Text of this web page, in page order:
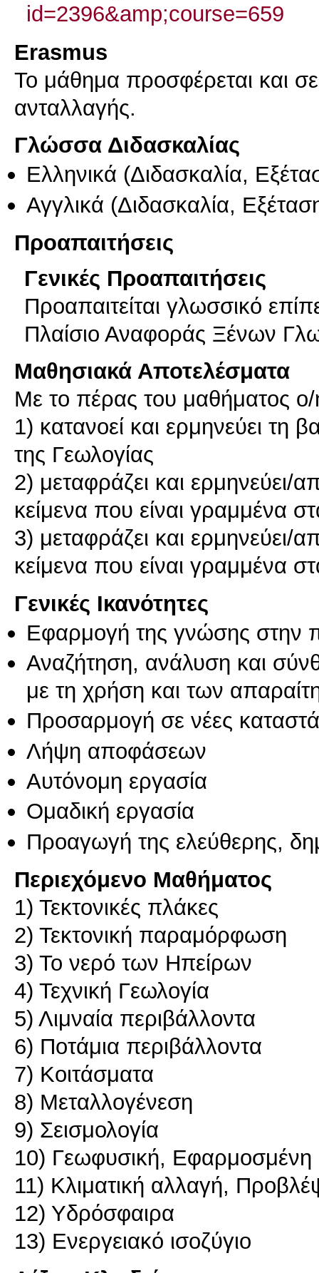
id=2396&amp;course=659
Erasmus
Το μάθημα προσφέρεται και
ανταλλαγής.
Γλώσσα Διδασκαλίας
Ελληνικά (Διδασκαλία,
Αγγλικά (Διδασκαλία,
Προαπαιτήσεις
Γενικές Προαπαιτήσεις
Προαπαιτείται γλωσσικό
Πλαίσιο Αναφοράς Ξένων
Μαθησιακά Αποτελέσματα
Με το πέρας του μαθήματος ο/
1) κατανοεί και ερμηνεύει τη
της Γεωλογίας
2) μεταφράζει και ερμηνεύει/
κείμενα που είναι γραμμένα
3) μεταφράζει και ερμηνεύει/
Γενικές Ικανότητες
Εφαρμογή της γνώσης στην
Αναζήτηση, ανάλυση και
με τη χρήση και των
Προσαρμογή σε νέες
Λήψη αποφάσεων
Αυτόνομη εργασία
Ομαδική εργασία
Προαγωγή της ελεύθερης,
Περιεχόμενο Μαθήματος
1) Τεκτονικές πλάκες
2) Τεκτονική παραμόρφωση
3) Το νερό των Ηπείρων
4) Τεχνική Γεωλογία
5) Λιμναία περιβάλλοντα
6) Ποτάμια περιβάλλοντα
7) Κοιτάσματα
8) Μεταλλογένεση
9) Σεισμολογία
10) Γεωφυσική, Εφαρμοσμένη
11) Κλιματική αλλαγή,
12) Υδρόσφαιρα